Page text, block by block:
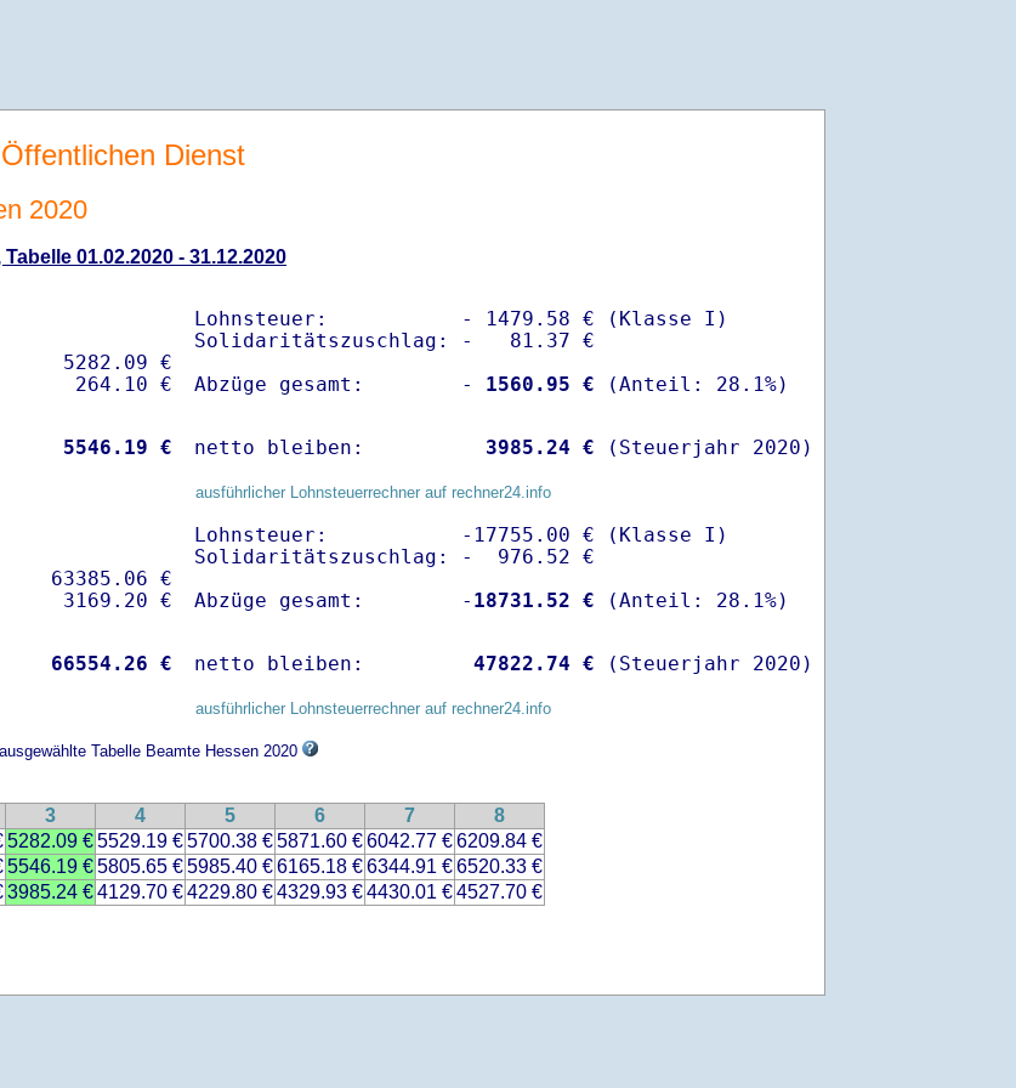
Dienst
2020
01.02.2020 - 31.12.2020
5282.09 €
Lohnsteuer:           - 1479.58 € (Klasse I)
Solidaritätszuschlag: -   81.37 €
Abzüge gesamt:        -
1560.95 €
5546.19 € netto bleiben: 3985.24 € (Steuerjahr 2020)
ausführlicher Lohnsteuerrechner auf rechner24.info
63385.06 €
Lohnsteuer:           -17755.00 € (Klasse I)
Solidaritätszuschlag: -  976.52 €
Abzüge gesamt:        - 18731.52 €
66554.26 € netto bleiben: 47822.74 € (Steuerjahr 2020)
ausführlicher Lohnsteuerrechner auf rechner24.info
Tabelle Beamte Hessen 2020
3 4 5 6 7
8
5282.09 €5529.19 €5700.38 €5871.60 €6042.77 €6209.84 €
5546.19 €5805.65 €5985.40 €6165.18 €6344.91 €6520.33 €
3985.24 €4129.70 €4229.80 €4329.93 €4430.01 €4527.70 €